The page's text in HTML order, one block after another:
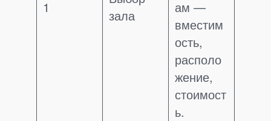
1
зала
ам —
вместим
ость,
располо
жение,
стоимост
ь.